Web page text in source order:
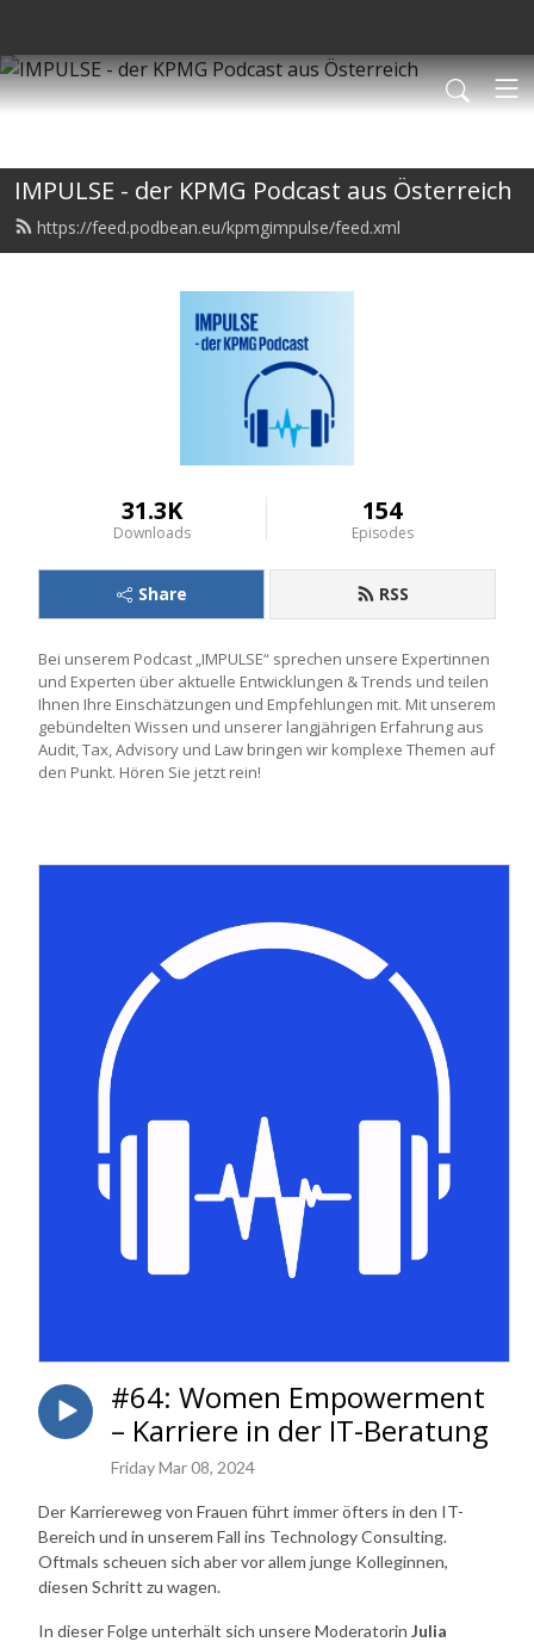
IMPULSE - der KPMG Podcast aus Österreich
https://feed.podbean.eu/kpmgimpulse/feed.xml
31.3K
Downloads
154
Episodes
Share RSS
Bei unserem Podcast „IMPULSE“ sprechen unsere Expertinnen
und Experten über aktuelle Entwicklungen & Trends und teilen
Ihnen Ihre Einschätzungen und Empfehlungen mit. Mit unserem
gebündelten Wissen und unserer langjährigen Erfahrung aus
Audit, Tax, Advisory und Law bringen wir komplexe Themen auf
den Punkt. Hören Sie jetzt rein!
#64: Women Empowerment
– Karriere in der IT-Beratung
Friday Mar 08, 2024
Der Karriereweg von Frauen führt immer öfters in den IT-
Bereich und in unserem Fall ins Technology Consulting.
Oftmals scheuen sich aber vor allem junge Kolleginnen,
diesen Schritt zu wagen.
In dieser Folge unterhält sich unsere Moderatorin Julia